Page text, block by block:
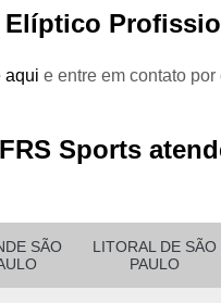
Elíptico
aqui e entre em contato por
Sports
SÃO
LITORAL DE SÃO
PAULO